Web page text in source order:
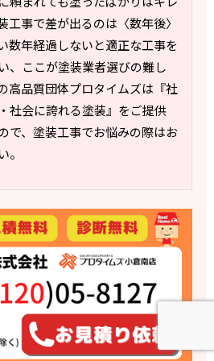
工事で差が出るのは〈数年後〉
数年経過しないと適正な工事を
、ここが塗装業者選びの難し
高品質団体プロタイムズは『社
社会に誇れる塗装』をご提供
で、塗装工事でお悩みの際はお
。